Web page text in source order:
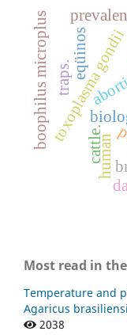
toxoplasma gondii
eqüinos
human
cattle.
boophilus microplus traps.
Most read in
Temperature and
Agaricus
2038